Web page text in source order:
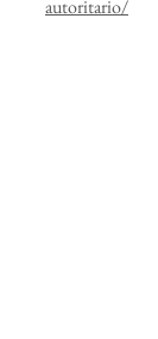
autoritario/